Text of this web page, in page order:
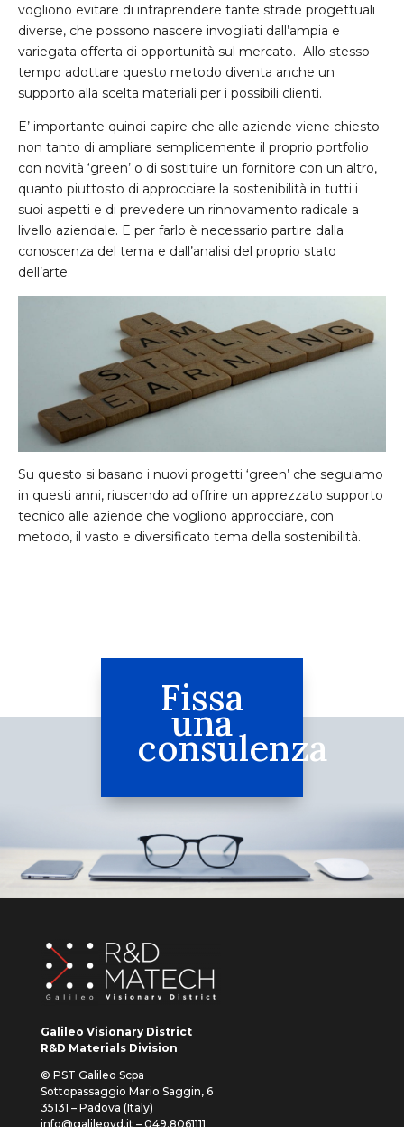
vogliono evitare di intraprendere tante strade progettuali
diverse, che possono nascere invogliati dall’ampia e
variegata offerta di opportunità sul mercato. Allo stesso
tempo adottare questo metodo diventa anche un
supporto alla scelta materiali per i possibili clienti.
E’ importante quindi capire che alle aziende viene chiesto
non tanto di ampliare semplicemente il proprio portfolio
con novità ‘green’ o di sostituire un fornitore con un altro,
quanto piuttosto di approcciare la sostenibilità in tutti i
suoi aspetti e di prevedere un rinnovamento radicale a
livello aziendale. E per farlo è necessario partire dalla
conoscenza del tema e dall’analisi del proprio stato
dell’arte.
Su questo si basano i nuovi progetti ‘green’ che seguiamo
in questi anni, riuscendo ad offrire un apprezzato supporto
tecnico alle aziende che vogliono approcciare, con
metodo, il vasto e diversificato tema della sostenibilità.
Fissa
una
consulenza
Galileo Visionary District
R&D Materials Division
© PST Galileo Scpa
Sottopassaggio Mario Saggin, 6
35131 – Padova (Italy)
info@galileovd.it – 049.8061111